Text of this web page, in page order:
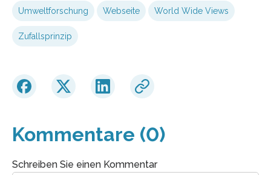
Umweltforschung Webseite World Wide Views
Zufallsprinzip
Kommentare (0)
Schreiben Sie einen Kommentar